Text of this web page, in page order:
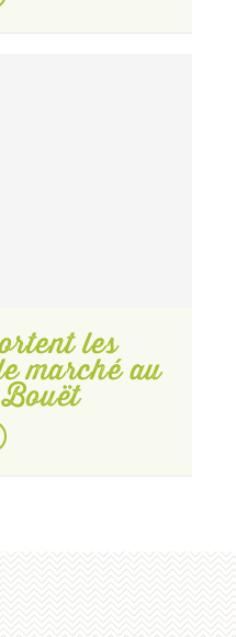
les
marché au